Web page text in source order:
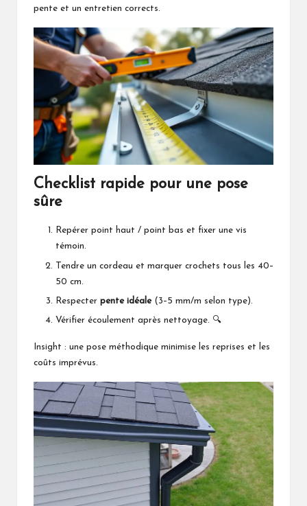
pente et un entretien corrects.
Checklist rapide pour une pose
sûre
Repérer point haut / point bas et fixer une vis
témoin.
Tendre un cordeau et marquer crochets tous les 40–
50 cm.
Respecter pente idéale(3–5 mm/m selon type).
Vérifier écoulement après nettoyage. 🔍
Insight : une pose méthodique minimise les reprises et les
coûts imprévus.